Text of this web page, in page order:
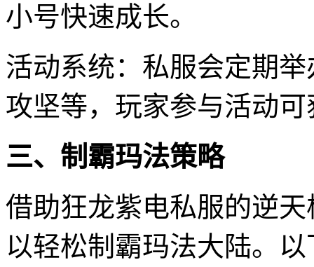
小号快速成长。
活动系统：私服会定期
攻坚等，玩家参与活动
三、制霸玛法策略
借助狂龙紫电私服的逆
以轻松制霸玛法大陆。